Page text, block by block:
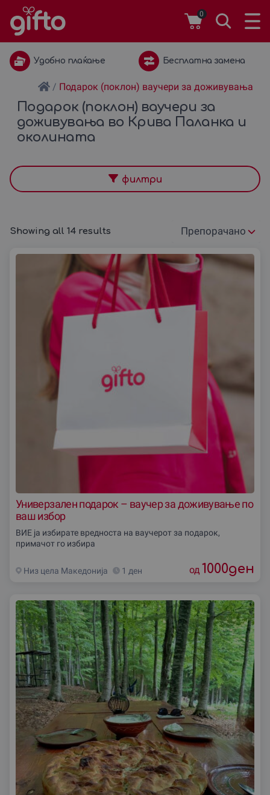
0
Бесплатна замена 1 година важност
/ Подарок (поклон) ваучери за доживувања
Подарок (поклон) ваучери за
доживувања во Крива Паланка и
околината
филтри
Showing all 14 results
Подреди
според:
Универзален подарок – ваучер за доживување по
ваш избор
ВИЕ ја избирате вредноста на ваучерот за подарок,
примачот го избира
Низ цела Македониjа 1 ден од 1000ден